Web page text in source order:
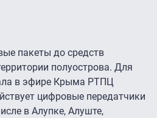
пакеты до средств
полуострова. Для
в эфире Крыма РТПЦ
цифровые передатчики
в Алупке, Алуште,